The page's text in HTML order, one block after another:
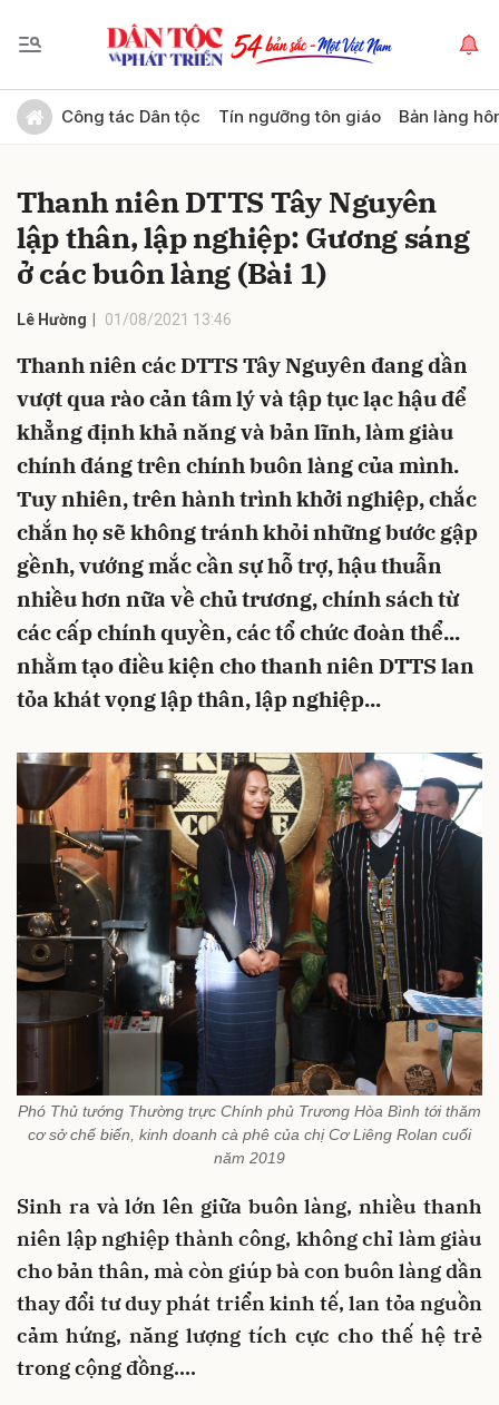
Công tác Dân tộc Tín ngưỡng tôn giáo Bản làng
Thanh niên DTTS Tây Nguyên
lập thân, lập nghiệp: Gương sáng
ở các buôn làng (Bài 1)
Lê Hường 01/08/2021 13:46
Thanh niên các DTTS Tây Nguyên đang dần
vượt qua rào cản tâm lý và tập tục lạc hậu để
khẳng định khả năng và bản lĩnh, làm giàu
chính đáng trên chính buôn làng của mình.
Tuy nhiên, trên hành trình khởi nghiệp, chắc
chắn họ sẽ không tránh khỏi những bước gập
gềnh, vướng mắc cần sự hỗ trợ, hậu thuẫn
nhiều hơn nữa về chủ trương, chính sách từ
các cấp chính quyền, các tổ chức đoàn thể...
nhằm tạo điều kiện cho thanh niên DTTS lan
tỏa khát vọng lập thân, lập nghiệp...
Phó Thủ tướng Thường trực Chính phủ Trương Hòa Bình tới thăm
cơ sở chế biến, kinh doanh cà phê của chị Cơ Liêng Rolan cuối
năm 2019
Sinh ra và lớn lên giữa buôn làng, nhiều thanh
niên lập nghiệp thành công, không chỉ làm giàu
cho bản thân, mà còn giúp bà con buôn làng dần
thay đổi tư duy phát triển kinh tế, lan tỏa nguồn
cảm hứng, năng lượng tích cực cho thế hệ trẻ
trong cộng đồng....
Gửi bình luận